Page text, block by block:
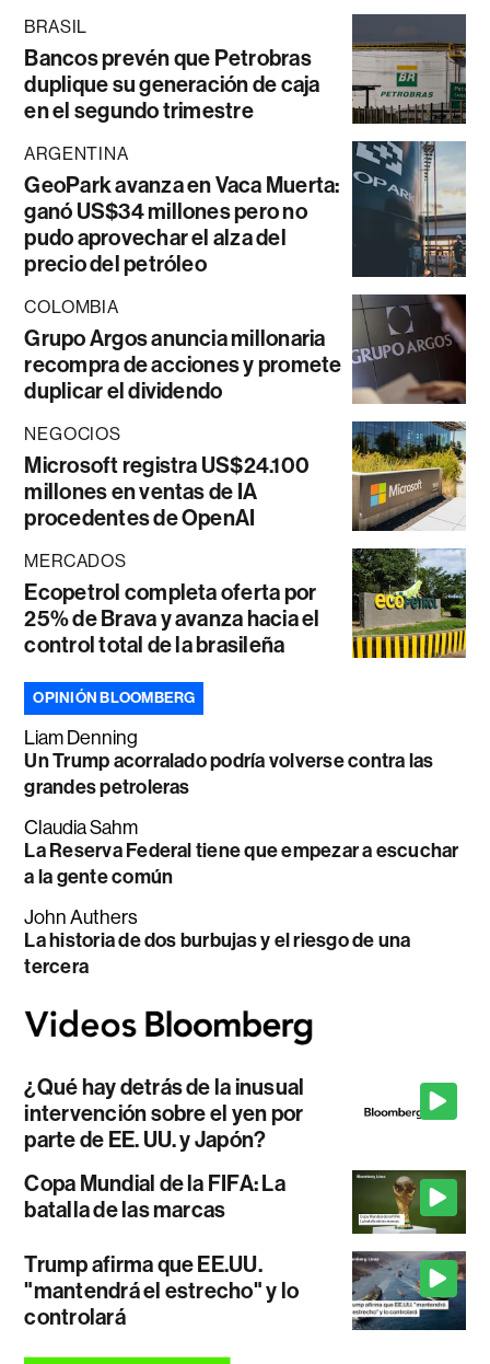
BRASIL
Bancos prevén que Petrobras
duplique su generación de caja
en el segundo trimestre
ARGENTINA
GeoPark avanza en Vaca Muerta:
ganó US$34 millones pero no
pudo aprovechar el alza del
precio del petróleo
COLOMBIA
Grupo Argos anuncia millonaria
recompra de acciones y promete
duplicar el dividendo
NEGOCIOS
Microsoft registra US$24.100
millones en ventas de IA
procedentes de OpenAI
MERCADOS
Ecopetrol completa oferta por
25% de Brava y avanza hacia el
control total de la brasileña
OPINIÓN BLOOMBERG
Liam Denning
Un Trump acorralado podría volverse contra las
grandes petroleras
Claudia Sahm
La Reserva Federal tiene que empezar a escuchar
a la gente común
John Authers
La historia de dos burbujas y el riesgo de una
tercera
¿Qué hay detrás de la inusual
intervención sobre el yen por
parte de EE. UU. y Japón?
Copa Mundial de la FIFA: La
batalla de las marcas
Trump afirma que EE.UU.
"mantendrá el estrecho" y lo
controlará